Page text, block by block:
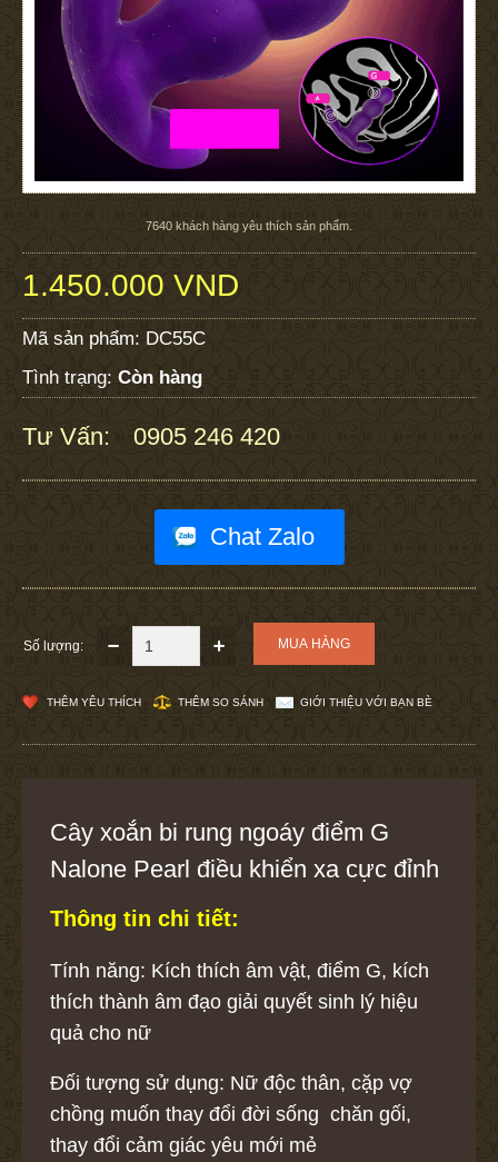
7640 khách hàng yêu thích sản phẩm.
1.450.000 VND
Mã sản phẩm: DC55C
Tình trạng: Còn hàng
Tư Vấn: 0905 246 420
Chat Zalo
Số lượng:
THÊM YÊU THÍCH THÊM SO SÁNH GIỚI THIỆU VỚI BẠN BÈ
Cây xoắn bi rung ngoáy điểm G
Nalone Pearl điều khiển xa cực đỉnh
Thông tin chi tiết:
Tính năng: Kích thích âm vật, điểm G, kích
thích thành âm đạo giải quyết sinh lý hiệu
quả cho nữ
Đối tượng sử dụng: Nữ độc thân, cặp vợ
chồng muốn thay đổi đời sống chăn gối,
thay đổi cảm giác yêu mới mẻ